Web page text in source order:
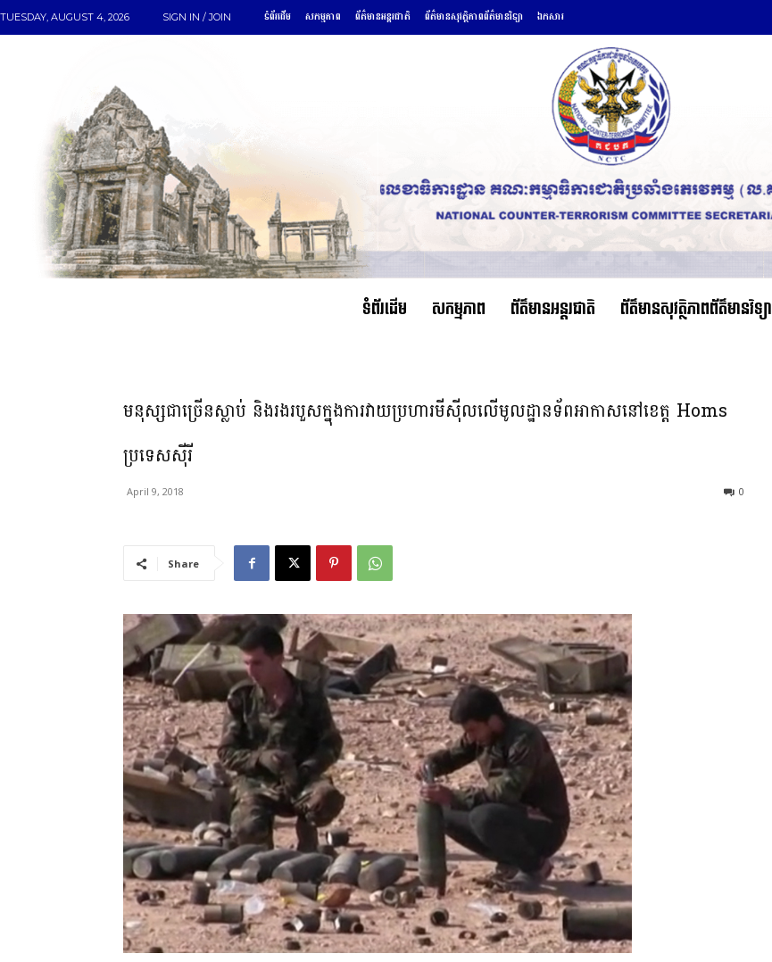
TUESDAY, AUGUST 4, 2026 SIGN IN / JOIN ទំព័រដើម សកម្មភាព ព័ត៌មានអន្តរជាតិ ព័ត៌មានសុវត្ថិភាពព័ត៌មានវិទ្យា ឯកសារ
ទំព័រដើម សកម្មភាព ព័ត៌មានអន្តរជាតិ ព័ត៌មានសុវត្ថិភាពព័ត៌មានវិទ្យា
មនុស្សជាច្រើនស្លាប់ និងរងរបួសក្នុងការវាយប្រហារមីស៊ីលលើមូលដ្ឋានទ័ពអាកាសនៅខេត្ត Homs
ប្រទេសស៊ីរី
April 9, 2018 0
Share